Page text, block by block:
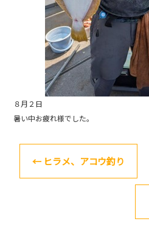
８月２日
暑い中お疲れ様でした。
← ヒラメ、アコウ釣り